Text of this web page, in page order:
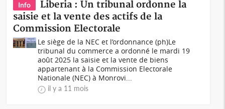
Info
Liberia : Un tribunal ordonne la
saisie et la vente des actifs de la
Commission Electorale
Le siège de la NEC et l’ordonnance (ph)Le
tribunal du commerce a ordonné le mardi 19
août 2025 la saisie et la vente de biens
appartenant à la Commission Electorale
Nationale (NEC) à Monrovi...
il y a 11 mois